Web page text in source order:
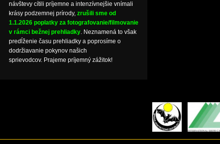
návštevy cítili príjemne a intenzívnejšie vnímali
krásy podzemnej prírody, zrušili sme od
1.1.2026 poplatky za fotografovanie/filmovanie
v rámci bežnej prehliadky. Neznamená to však
predĺženie času prehliadky a poprosíme o
dodržiavanie pokynov našich
sprievodcov. Prajeme príjemný zážitok!